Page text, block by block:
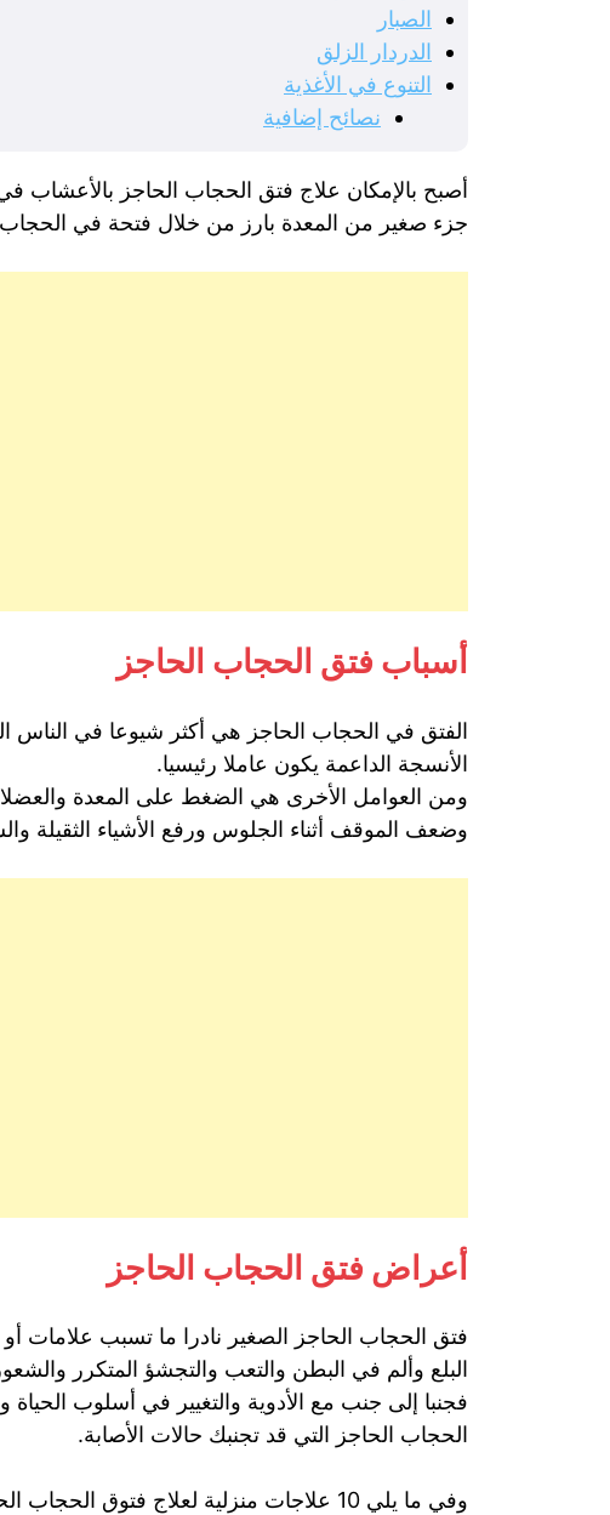
الصبار
الدردار الزلق
التنوع في الأغذية
نصائح إضافية
أصبح بالإمكان علاج فتق الحجاب الحاجز بالأعشاب
جزء صغير من المعدة بارز من خلال فتحة في
أسباب فتق الحجاب الحاجز
الأنسجة الداعمة يكون عاملا رئيسيا.
ومن العوامل الأخرى هي الضغط على المعدة
وضعف الموقف أثناء الجلوس ورفع الأشياء الثقيلة
أعراض فتق الحجاب الحاجز
فتق الحجاب الحاجز الصغير نادرا ما تسبب
البلع وألم في البطن والتعب والتجشؤ المتكرر
فجنبا إلى جنب مع الأدوية والتغيير في أسلوب
الحجاب الحاجز التي قد تجنبك حالات الأصابة.
وفي ما يلي 10 علاجات منزلية لعلاج فتوق الحجاب الحاجز